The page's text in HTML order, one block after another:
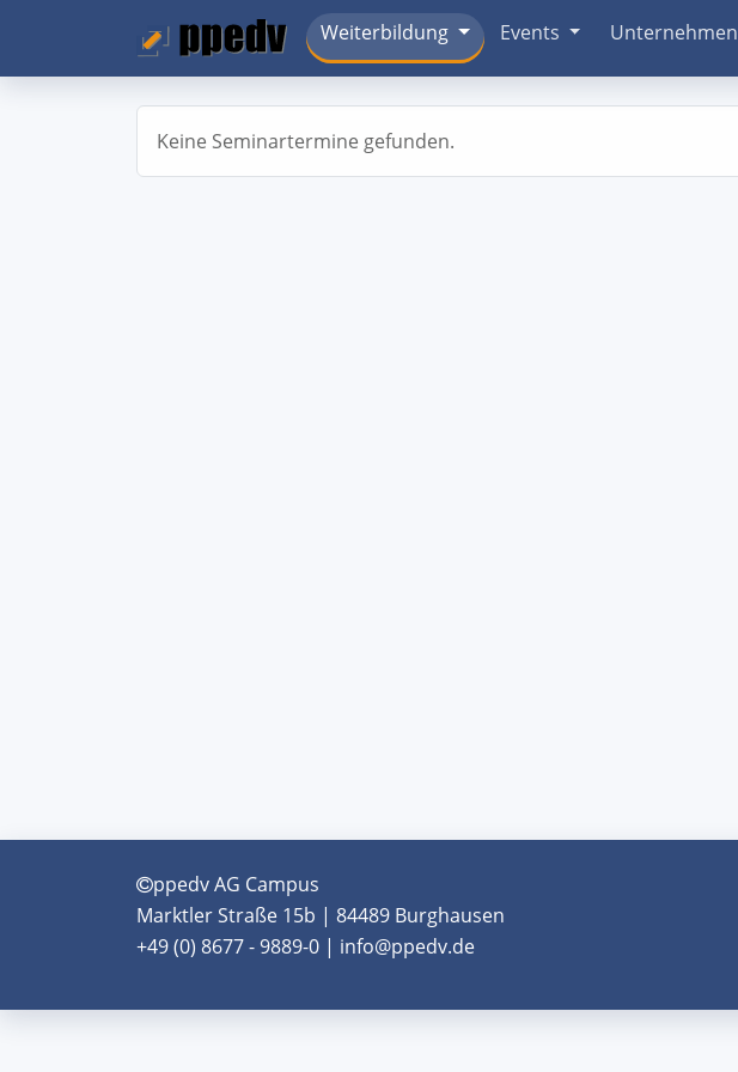
Weiterbildung Events Unternehmen
Keine Seminartermine gefunden.
ppedv AG Campus
Marktler Straße 15b | 84489 Burghausen
+49 (0) 8677 - 9889-0 | info@ppedv.de